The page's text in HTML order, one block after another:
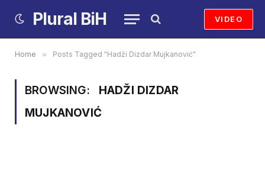
Plural BiH VIDEO
Home » Posts Tagged "Hadži Dizdar Mujkanović"
BROWSING:
HADŽI DIZDAR
MUJKANOVIĆ